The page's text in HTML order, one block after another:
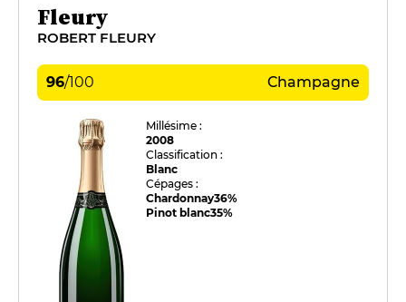
Fleury
ROBERT FLEURY
96/100 Champagne
Millésime :
2008
Classification :
Blanc
Cépages :
Chardonnay36%
Pinot blanc35%